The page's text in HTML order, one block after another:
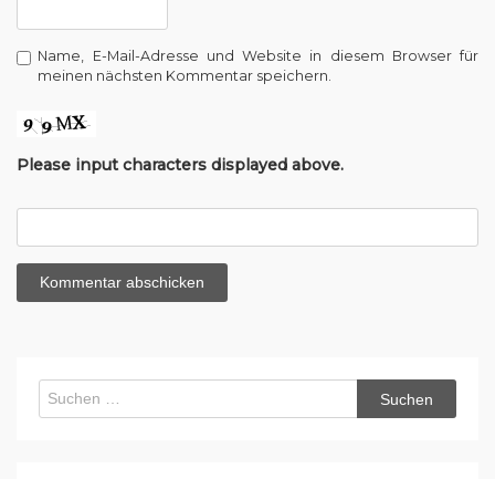
Name, E-Mail-Adresse und Website in diesem Browser für
meinen nächsten Kommentar speichern.
Please input characters displayed above.
Suchen
nach: